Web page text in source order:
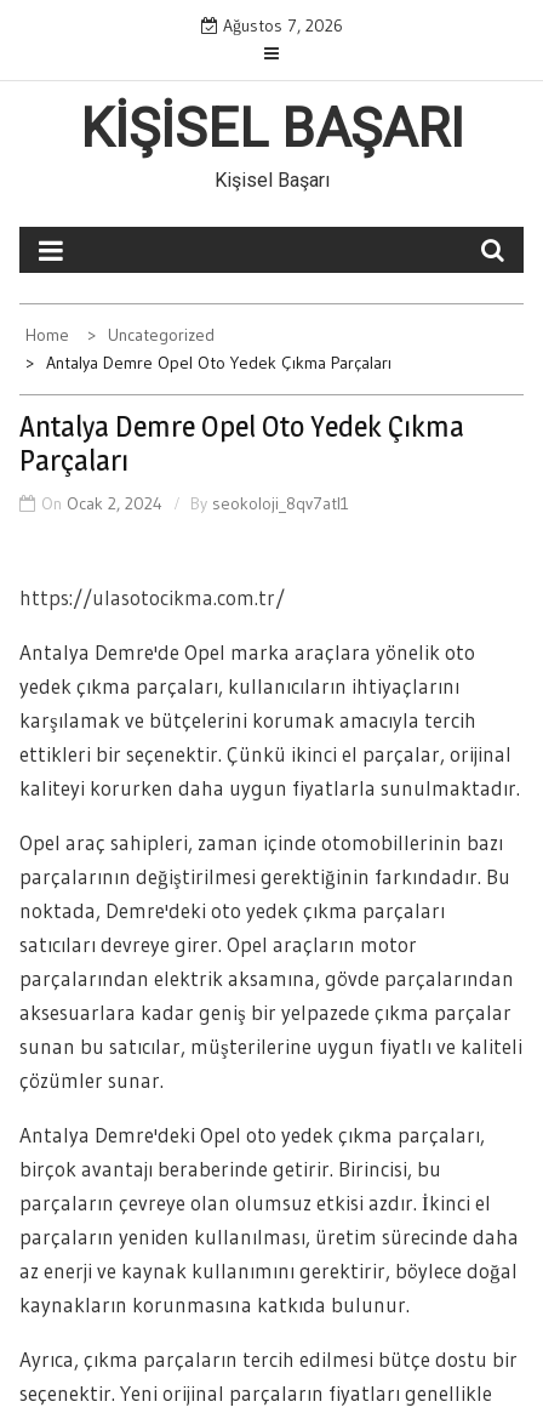
content
Ağustos 7, 2026
KIŞISEL BAŞARI
Kişisel Başarı
Home
Uncategorized
Antalya Demre Opel Oto Yedek Çıkma Parçaları
Antalya Demre Opel Oto Yedek Çıkma
Parçaları
On Ocak 2, 2024 By seokoloji_8qv7atl1
https://ulasotocikma.com.tr/
Antalya Demre'de Opel marka araçlara yönelik oto
yedek çıkma parçaları, kullanıcıların ihtiyaçlarını
karşılamak ve bütçelerini korumak amacıyla tercih
ettikleri bir seçenektir. Çünkü ikinci el parçalar, orijinal
kaliteyi korurken daha uygun fiyatlarla sunulmaktadır.
Opel araç sahipleri, zaman içinde otomobillerinin bazı
parçalarının değiştirilmesi gerektiğinin farkındadır. Bu
noktada, Demre'deki oto yedek çıkma parçaları
satıcıları devreye girer. Opel araçların motor
parçalarından elektrik aksamına, gövde parçalarından
aksesuarlara kadar geniş bir yelpazede çıkma parçalar
sunan bu satıcılar, müşterilerine uygun fiyatlı ve kaliteli
çözümler sunar.
Antalya Demre'deki Opel oto yedek çıkma parçaları,
birçok avantajı beraberinde getirir. Birincisi, bu
parçaların çevreye olan olumsuz etkisi azdır. İkinci el
parçaların yeniden kullanılması, üretim sürecinde daha
az enerji ve kaynak kullanımını gerektirir, böylece doğal
kaynakların korunmasına katkıda bulunur.
Ayrıca, çıkma parçaların tercih edilmesi bütçe dostu bir
seçenektir. Yeni orijinal parçaların fiyatları genellikle